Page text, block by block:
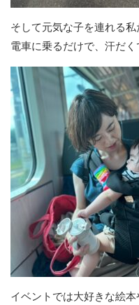
そして元気な子を連れる私
電車に乗るだけで、汗だく
イベントでは大好きな絵